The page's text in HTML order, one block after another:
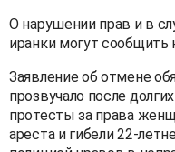
О нарушении прав и в
иранки могут сообщить
Заявление об отмене
прозвучало после
протесты за права
ареста и гибели 22-